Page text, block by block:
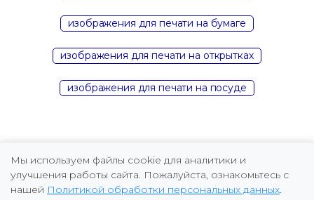
изображения для печати на бумаге
изображения для печати на открытках
изображения для печати на посуде
Мы используем файлы cookie для аналитики и
улучшения работы сайта. Пожалуйста, ознакомьтесь с
нашей Политикой обработки персональных данных.